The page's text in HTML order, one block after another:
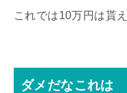
これでは10万円は貰
ダメだなこれは